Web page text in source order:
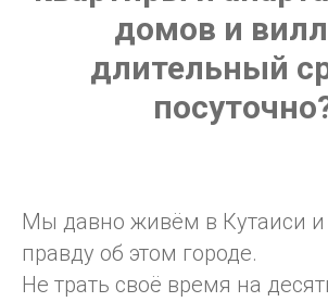
домов и
длительный
Мы давно живём в Кутаиси
правду об этом городе.
Не трать своё время на